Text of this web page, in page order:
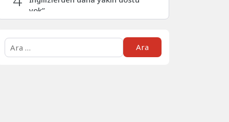
yok”
5
Londra’da sosyal medya
fenomeni rakibini aracıyla ezerek
öldürdü
Arama: